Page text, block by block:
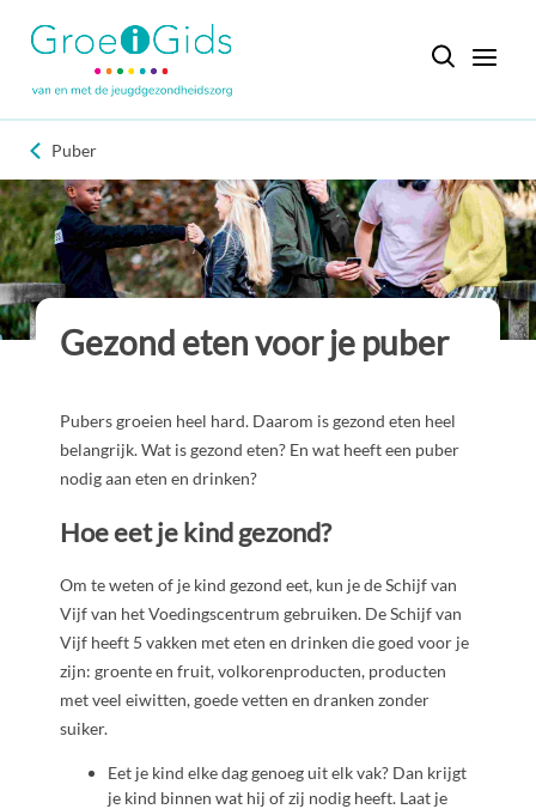
Puber
Gezond eten voor je puber
Pubers groeien heel hard. Daarom is gezond eten heel
belangrijk. Wat is gezond eten? En wat heeft een puber
nodig aan eten en drinken?
Hoe eet je kind gezond?
Om te weten of je kind gezond eet, kun je de Schijf van
Vijf van het Voedingscentrum gebruiken. De Schijf van
Vijf heeft 5 vakken met eten en drinken die goed voor je
zijn: groente en fruit, volkorenproducten, producten
met veel eiwitten, goede vetten en dranken zonder
suiker.
Eet je kind elke dag genoeg uit elk vak? Dan krijgt
je kind binnen wat hij of zij nodig heeft. Laat je